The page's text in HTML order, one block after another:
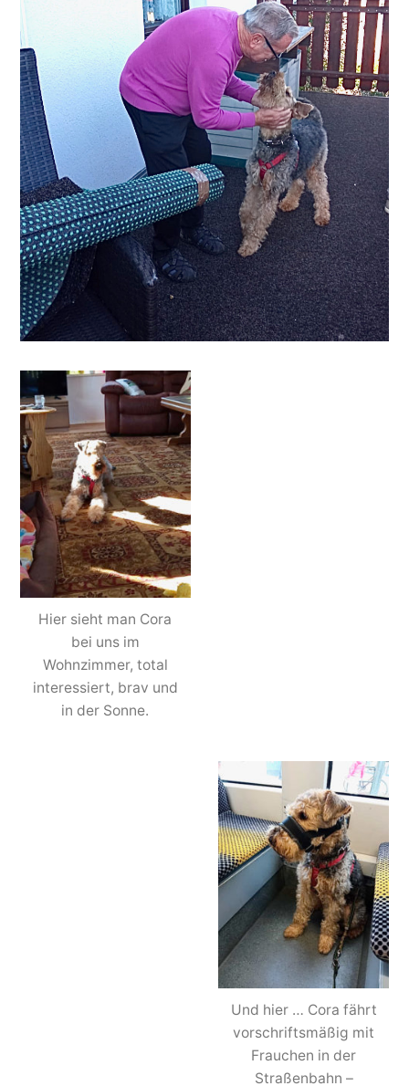
Hier sieht man Cora
bei uns im
Wohnzimmer, total
interessiert, brav und
in der Sonne.
Und hier … Cora fährt
vorschriftsmäßig mit
Frauchen in der
Straßenbahn –